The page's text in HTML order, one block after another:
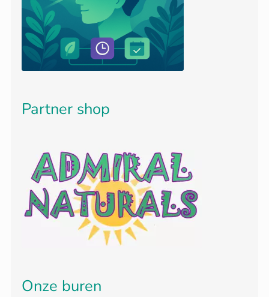
Partner shop
Onze buren